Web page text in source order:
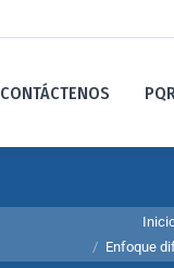
CONTÁCTENOS
Enfoque